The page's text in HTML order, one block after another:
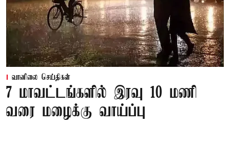
வானிலை செய்திகள்
7 மாவட்டங்களில் இரவு 10 மணி
வரை மழைக்கு வாய்ப்பு